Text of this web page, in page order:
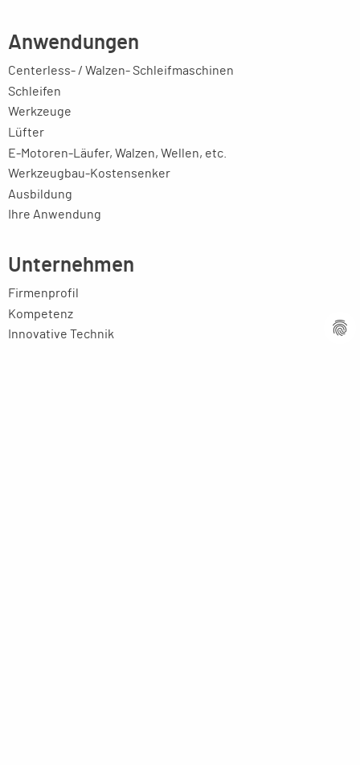
Anwendungen
Centerless- / Walzen- Schleifmaschinen
Schleifen
Werkzeuge
Lüfter
E-Motoren-Läufer, Walzen, Wellen, etc.
Werkzeugbau-Kostensenker
Ausbildung
Ihre Anwendung
Unternehmen
Firmenprofil
Kompetenz
Innovative Technik